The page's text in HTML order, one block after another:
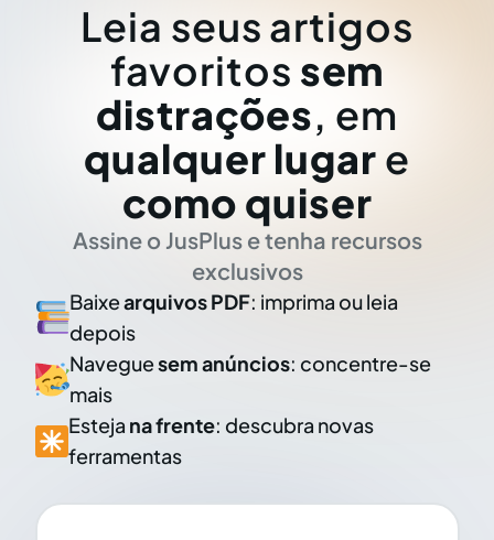
Leia seus artigos
favoritos sem
distrações, em
qualquer lugar e
como quiser
Assine o JusPlus e tenha recursos
exclusivos
Baixearquivos PDF: imprima ou leia
depois
Naveguesem anúncios: concentre-se
mais
Esteja na frente: descubra novas
ferramentas